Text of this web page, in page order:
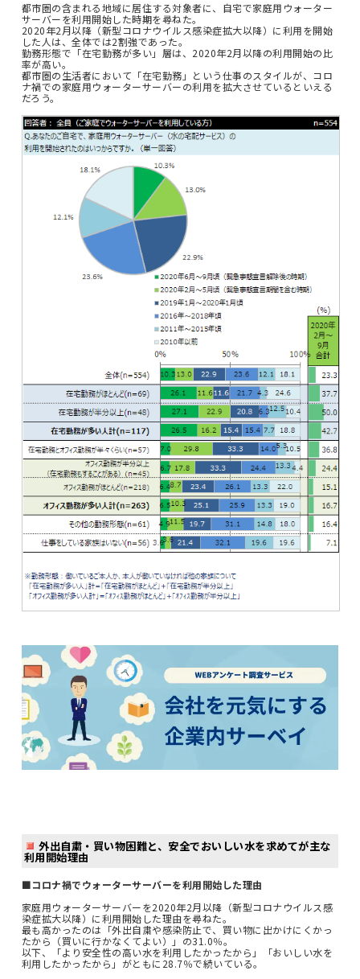
都市圏の含まれる地域に居住する対象者に、自宅で家庭用ウォーター
サーバーを利用開始した時期を尋ねた。
2020年2月以降（新型コロナウイルス感染症拡大以降）に利用を開始
した人は、全体では2割強であった。
勤務形態で「在宅勤務が多い」層は、2020年2月以降の利用開始の比
率が高い。
都市圏の生活者において「在宅勤務」という仕事のスタイルが、コロ
ナ禍での家庭用ウォーターサーバーの利用を拡大させているといえる
だろう。
外出自粛・買い物困難と、安全でおいしい水を求めてが主な
利用開始理由
■コロナ禍でウォーターサーバーを利用開始した理由
家庭用ウォーターサーバーを2020年2月以降（新型コロナウイルス感
染症拡大以降）に利用開始した理由を尋ねた。
最も高かったのは「外出自粛や感染防止で、買い物に出かけにくかっ
たから（買いに行かなくてよい）」の31.0％。
以下、「より安全性の高い水を利用したかったから」「おいしい水を
利用したかったから」がともに28.7％で続いている。